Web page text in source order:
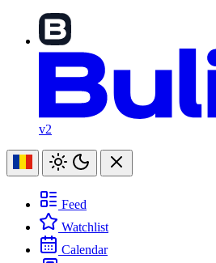
v2
Feed
Watchlist
Calendar